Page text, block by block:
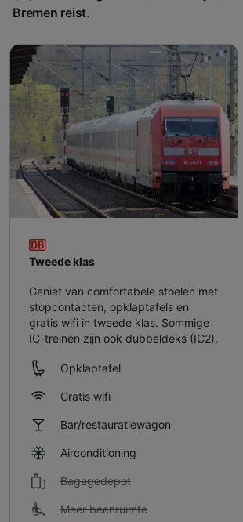
Bremen reist.
Tweede klas
Geniet van comfortabele stoelen met
stopcontacten, opklaptafels en
gratis wifi in tweede klas. Sommige
IC-treinen zijn ook dubbeldeks (IC2).
Opklaptafel
Gratis wifi
Bar/restauratiewagon
Airconditioning
Bagagedepot
Meer beenruimte